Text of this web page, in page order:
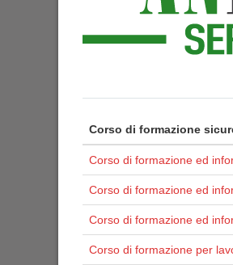
Corso di formazione
Corso di formazione ed
Corso di formazione ed
Corso di formazione ed
Corso di formazione per